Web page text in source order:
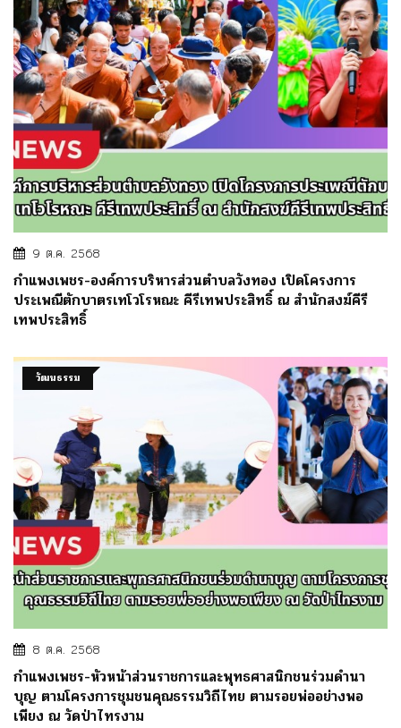
9 ต.ค. 2568
กำแพงเพชร-องค์การบริหารส่วนตำบลวังทอง เปิดโครงการ
ประเพณีตักบาตรเทโวโรหณะ คีรีเทพประสิทธิ์ ณ สำนักสงฆ์คีรี
เทพประสิทธิ์
วัฒนธรรม
8 ต.ค. 2568
กำแพงเพชร-หัวหน้าส่วนราชการและพุทธศาสนิกชนร่วมดำนา
บุญ ตามโครงการชุมชนคุณธรรมวิถีไทย ตามรอยพ่ออย่างพอ
เพียง ณ วัดป่าไทรงาม